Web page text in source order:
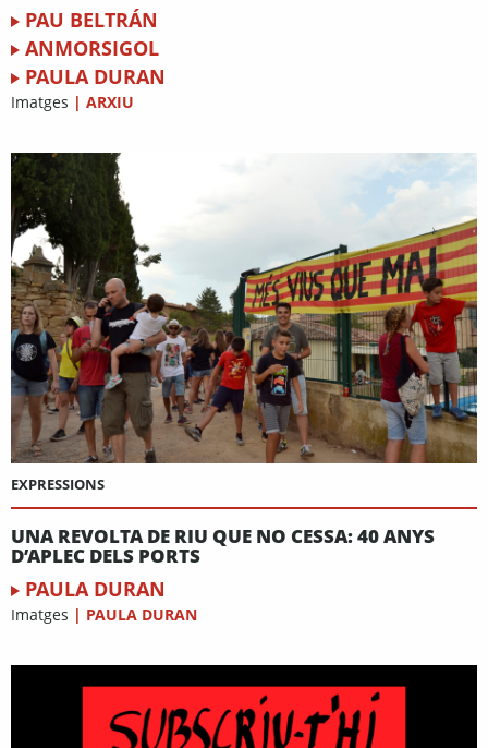
PAU BELTRÁN
ANMORSIGOL
PAULA DURAN
Imatges | ARXIU
EXPRESSIONS
UNA REVOLTA DE RIU QUE NO CESSA: 40 ANYS
D’APLEC DELS PORTS
PAULA DURAN
Imatges | PAULA DURAN